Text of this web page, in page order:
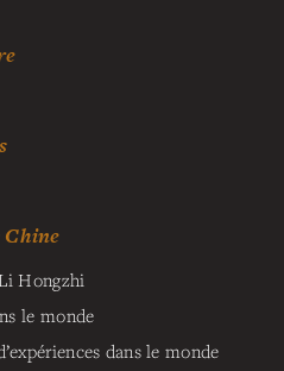
Hongzhi
le monde
dans le monde